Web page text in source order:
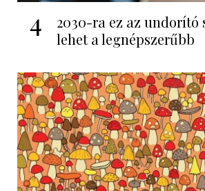
4
2030-ra ez az undorító
lehet a legnépszerűbb